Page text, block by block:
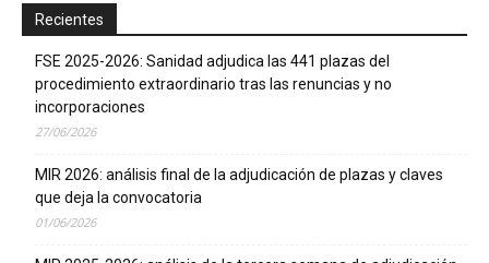
Recientes
FSE 2025-2026: Sanidad adjudica las 441 plazas del
procedimiento extraordinario tras las renuncias y no
incorporaciones
27/06/2026
MIR 2026: análisis final de la adjudicación de plazas y claves
que deja la convocatoria
01/06/2026